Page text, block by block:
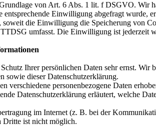
von Art. 6 Abs. 1 lit. f DSGVO. Wir
entsprechende Einwilligung abgefragt wurde,
die Einwilligung die Speicherung von
umfasst. Die Einwilligung ist jederzeit
Ihrer persönlichen Daten sehr ernst. Wir
sowie dieser Datenschutzerklärung.
verschiedene personenbezogene Daten
Datenschutzerklärung erläutert, welche
im Internet (z. B. bei der
Dritte ist nicht möglich.